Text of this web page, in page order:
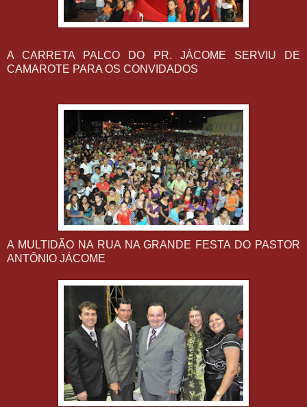
A CARRETA PALCO DO PR. JÁCOME SERVIU DE
CAMAROTE PARA OS CONVIDADOS
A MULTIDÃO NA RUA NA GRANDE FESTA DO PASTOR
ANTÔNIO JÁCOME